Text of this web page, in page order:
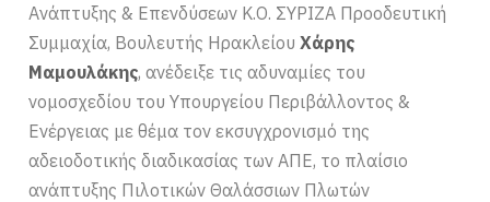
Ανάπτυξης & Επενδύσεων Κ.Ο. ΣΥΡΙΖΑ Προοδευτική
Συμμαχία, Βουλευτής ΗρακλείουΧάρης
Μαμουλάκης, ανέδειξε τις αδυναμίες του
νομοσχεδίου του Υπουργείου Περιβάλλοντος &
Ενέργειας με θέμα τον εκσυγχρονισμό της
αδειοδοτικής διαδικασίας των ΑΠΕ, το πλαίσιο
ανάπτυξης Πιλοτικών Θαλάσσιων Πλωτών